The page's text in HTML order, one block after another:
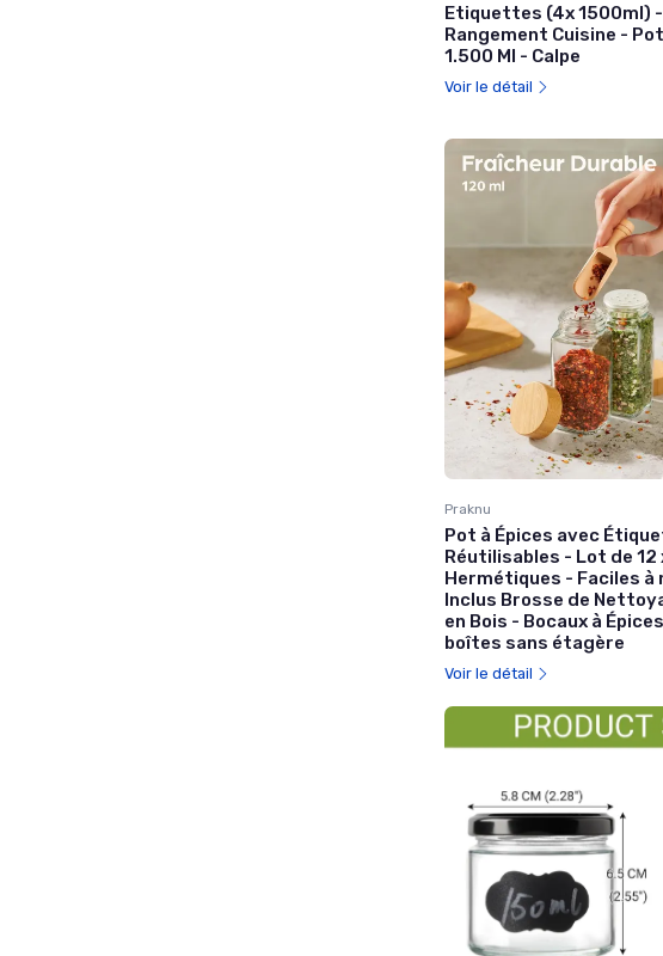
Etiquettes (4x 1500ml)
Rangement Cuisine -
1.500 Ml - Calpe
Voir le détail
Praknu
Pot à Épices avec
Réutilisables - Lot de 12
Hermétiques - Faciles
Inclus Brosse de
en Bois - Bocaux à
boîtes sans étagère
Voir le détail